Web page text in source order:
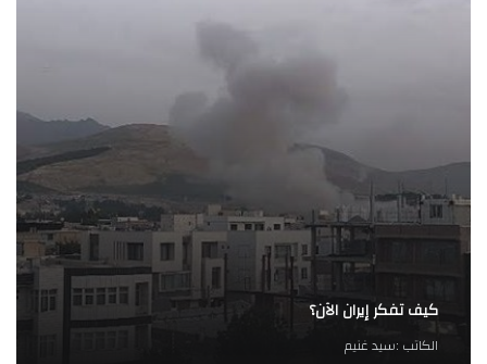
كيف تفكر إيران الآن؟
الكاتب :سيد غنيم